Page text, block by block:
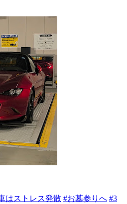
はストレス発散 #お墓参りへ #3